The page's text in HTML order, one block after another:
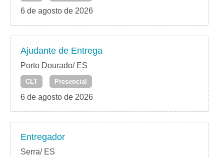
6 de agosto de 2026
Ajudante de Entrega
Porto Dourado/ ES
CLT Presencial
6 de agosto de 2026
Entregador
Serra/ ES